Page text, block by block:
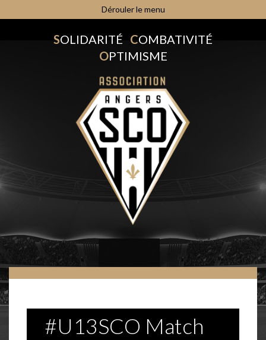
Dérouler le menu
SOLIDARITÉ COMBATIVITÉ
OPTIMISME
#U13SCO Match